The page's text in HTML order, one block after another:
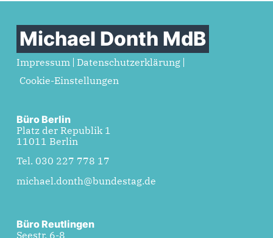
Michael Donth MdB
Impressum
Datenschutzerklärung
Cookie-Einstellungen
Büro Berlin
Platz der Republik 1
11011 Berlin
Tel. 030 227 778 17
michael.donth@bundestag.de
Büro Reutlingen
Seestr. 6-8